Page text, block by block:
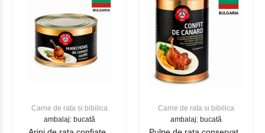
Carne de rata si bibilica
ambalaj: bucată
Carne de rata si bibilica
ambalaj: bucată